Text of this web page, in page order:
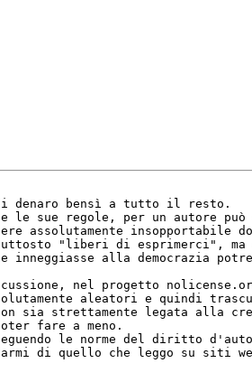
denaro bensì a tutto il resto.
sue regole, per un autore può
assolutamente insopportabile
"liberi di esprimerci", ma
inneggiasse alla democrazia
nel progetto
aleatori e quindi
sia strettamente legata alla
fare a meno.
le norme del diritto
di quello che leggo su siti